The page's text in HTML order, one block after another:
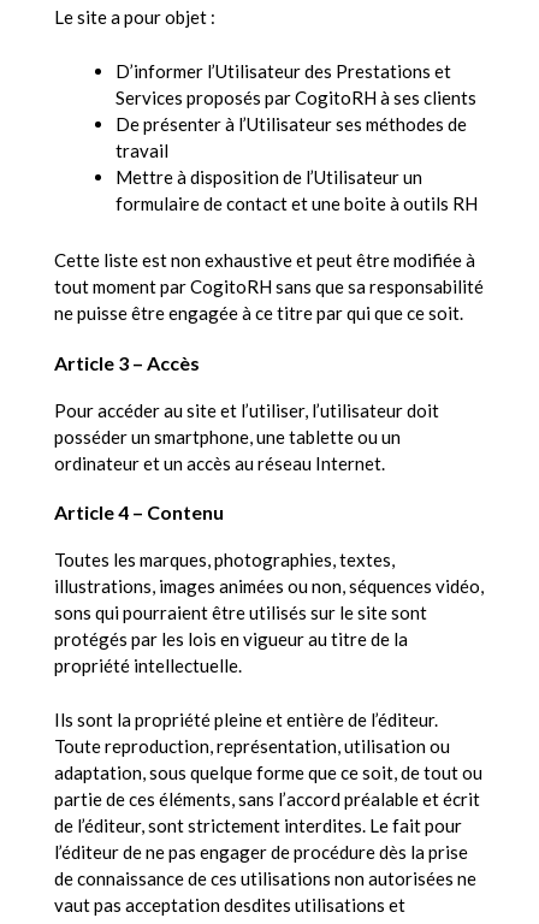
Le site a pour objet :
D’informer l’Utilisateur des Prestations et
Services proposés par CogitoRH à ses clients
De présenter à l’Utilisateur ses méthodes de
travail
Mettre à disposition de l’Utilisateur un
formulaire de contact et une boite à outils RH
Cette liste est non exhaustive et peut être modifiée à
tout moment par CogitoRH sans que sa responsabilité
ne puisse être engagée à ce titre par qui que ce soit.
Article 3 – Accès
Pour accéder au site et l’utiliser, l’utilisateur doit
posséder un smartphone, une tablette ou un
ordinateur et un accès au réseau Internet.
Article 4 – Contenu
Toutes les marques, photographies, textes,
illustrations, images animées ou non, séquences vidéo,
sons qui pourraient être utilisés sur le site sont
protégés par les lois en vigueur au titre de la
propriété intellectuelle.
Ils sont la propriété pleine et entière de l’éditeur.
Toute reproduction, représentation, utilisation ou
adaptation, sous quelque forme que ce soit, de tout ou
partie de ces éléments, sans l’accord préalable et écrit
de l’éditeur, sont strictement interdites. Le fait pour
l’éditeur de ne pas engager de procédure dès la prise
de connaissance de ces utilisations non autorisées ne
vaut pas acceptation desdites utilisations et